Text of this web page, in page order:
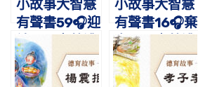
小故事大智慧
有聲書59🎧迎
請周公｜蔡禮
旭老師講故事
小故事大智慧
有聲書16🎧棄
官尋母｜蔡禮
旭老師講故事